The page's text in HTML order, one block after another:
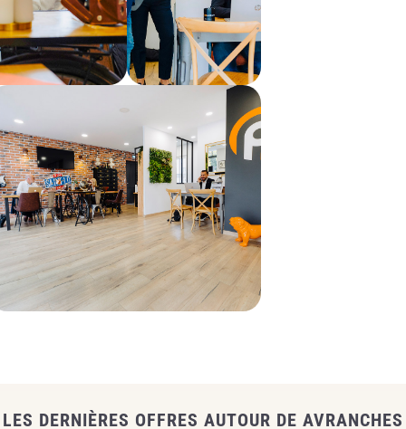
LES DERNIÈRES OFFRES AUTOUR DE AVRANCHES